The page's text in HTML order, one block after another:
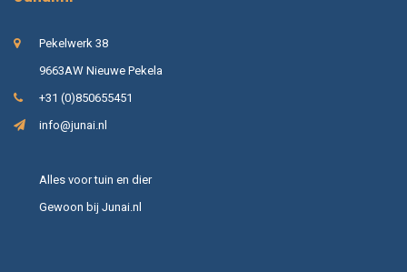
Pekelwerk 38
9663AW Nieuwe Pekela
+31 (0)850655451
info@junai.nl
Alles voor tuin en dier
Gewoon bij Junai.nl